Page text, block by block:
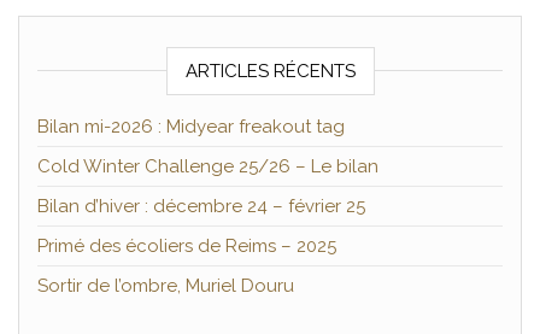
ARTICLES RÉCENTS
Bilan mi-2026 : Midyear freakout tag
Cold Winter Challenge 25/26 – Le bilan
Bilan d’hiver : décembre 24 – février 25
Primé des écoliers de Reims – 2025
Sortir de l’ombre, Muriel Douru